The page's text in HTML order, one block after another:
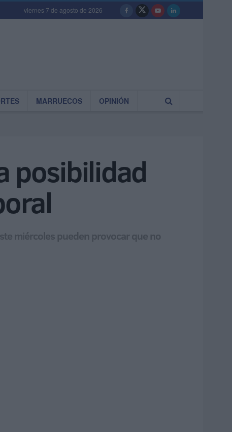
viernes 7 de agosto de 2026
MARRUECOS OPINIÓN
posibilidad
miércoles pueden provocar que no